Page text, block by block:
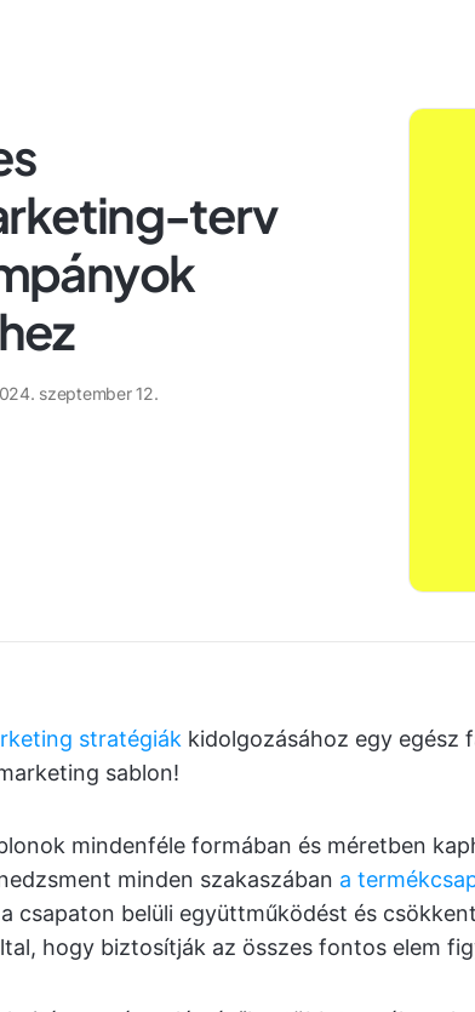
terv
szeptember 12.
stratégiák kidolgozásához egy egész
sablon!
mindenféle formában és méretben
minden szakaszában a
csapaton belüli együttműködést és
hogy biztosítják az összes fontos elem